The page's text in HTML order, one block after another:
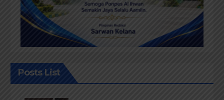
Posts List